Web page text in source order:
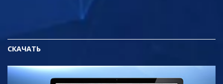
СКАЧАТЬ